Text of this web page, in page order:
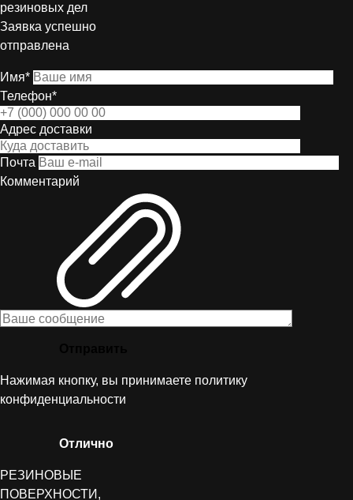
резиновых дел
Заявка успешно
отправлена
Имя*
Телефон*
Адрес доставки
Почта
Комментарий
Нажимая кнопку, вы принимаете политику
конфиденциальности
Отлично
РЕЗИНОВЫЕ
ПОВЕРХНОСТИ,